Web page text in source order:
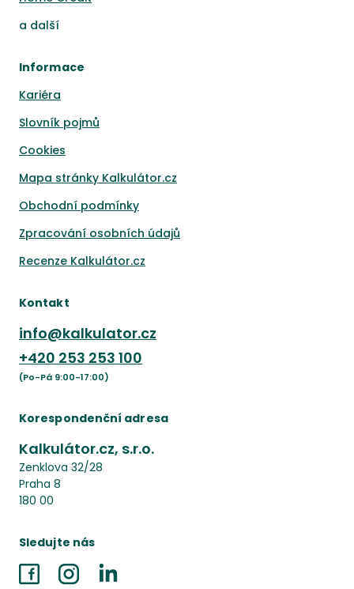
a další
Informace
Kariéra
Slovník pojmů
Cookies
Mapa stránky Kalkulátor.cz
Obchodní podmínky
Zpracování osobních údajů
Recenze Kalkulátor.cz
Kontakt
info@kalkulator.cz
+420 253 253 100
(Po-Pá 9:00-17:00)
Korespondenční adresa
Kalkulátor.cz, s.r.o.
Zenklova 32/28
Praha 8
180 00
Sledujte nás
FacebookInstagramLinkedIn